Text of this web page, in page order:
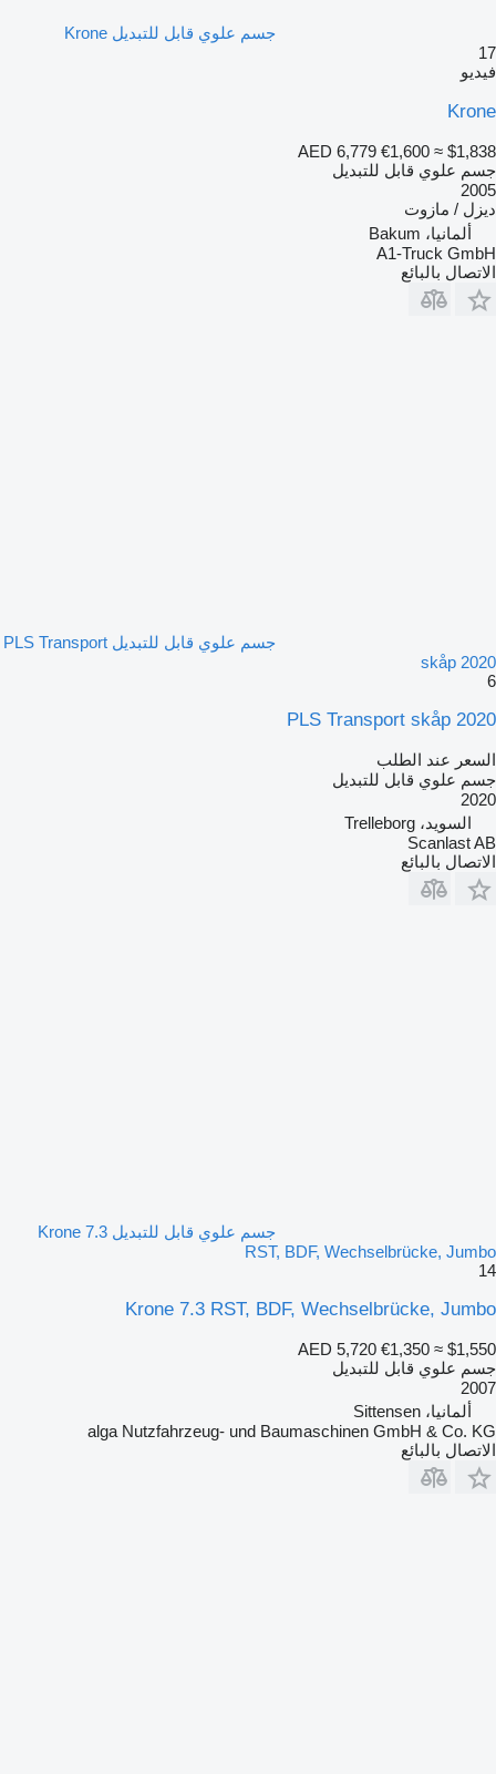
جسم علوي قابل للتبديل Krone
17
فيديو
Krone
AED 6,779 €1,600 ≈ $1,838
جسم علوي قابل للتبديل
2005
ديزل / مازوت
ألمانيا، Bakum
A1-Truck GmbH
الاتصال بالبائع
جسم علوي قابل للتبديل PLS Transport
skåp 2020
6
PLS Transport skåp 2020
السعر عند الطلب
جسم علوي قابل للتبديل
2020
السويد، Trelleborg
Scanlast AB
الاتصال بالبائع
جسم علوي قابل للتبديل Krone 7.3
RST, BDF, Wechselbrücke, Jumbo
14
Krone 7.3 RST, BDF, Wechselbrücke, Jumbo
AED 5,720 €1,350 ≈ $1,550
جسم علوي قابل للتبديل
2007
ألمانيا، Sittensen
alga Nutzfahrzeug- und Baumaschinen GmbH & Co. KG
الاتصال بالبائع